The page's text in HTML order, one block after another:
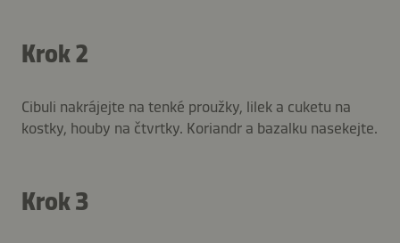
Krok 2
Cibuli nakrájejte na tenké proužky, lilek a cuketu na
kostky, houby na čtvrtky. Koriandr a bazalku nasekejte.
Krok 3